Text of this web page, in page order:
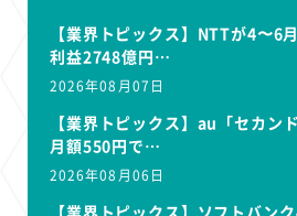
【業界トピックス】NTTが4〜6
利益2748億円…
2026年08月07日
【業界トピックス】au「セカン
月額550円で…
2026年08月06日
【業界トピックス】ソフトバン